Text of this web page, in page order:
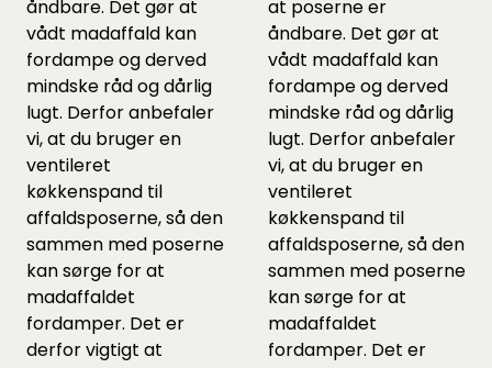
åndbare. Det gør at
vådt madaffald kan
fordampe og derved
mindske råd og dårlig
lugt. Derfor anbefaler
vi, at du bruger en
ventileret
køkkenspand til
affaldsposerne, så den
sammen med poserne
kan sørge for at
madaffaldet
fordamper. Det er
derfor vigtigt at
at poserne er
åndbare. Det gør at
vådt madaffald kan
fordampe og derved
mindske råd og dårlig
lugt. Derfor anbefaler
vi, at du bruger en
ventileret
køkkenspand til
affaldsposerne, så den
sammen med poserne
kan sørge for at
madaffaldet
fordamper. Det er